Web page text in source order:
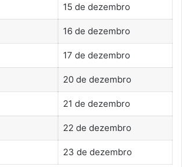
15 de dezembro
16 de dezembro
17 de dezembro
20 de dezembro
21 de dezembro
22 de dezembro
23 de dezembro